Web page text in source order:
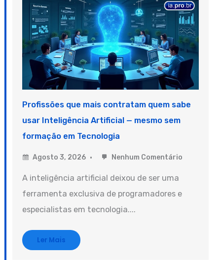
Profissões que mais contratam quem sabe
usar Inteligência Artificial — mesmo sem
formação em Tecnologia
Agosto 3, 2026 Nenhum Comentário
A inteligência artificial deixou de ser uma
ferramenta exclusiva de programadores e
especialistas em tecnologia....
Ler Mais